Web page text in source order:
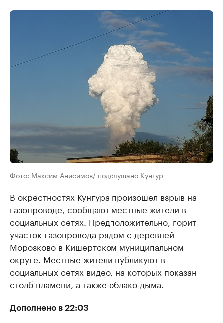
Фото: Максим Анисимов/ подслушано Кунгур
В окрестностях Кунгура произошел взрыв на
газопроводе, сообщают местные жители в
социальных сетях. Предположительно, горит
участок газопровода рядом с деревней
Морозково в Кишертском муниципальном
округе. Местные жители публикуют в
социальных сетях видео, на которых показан
столб пламени, а также облако дыма.
Дополнено в 22:03